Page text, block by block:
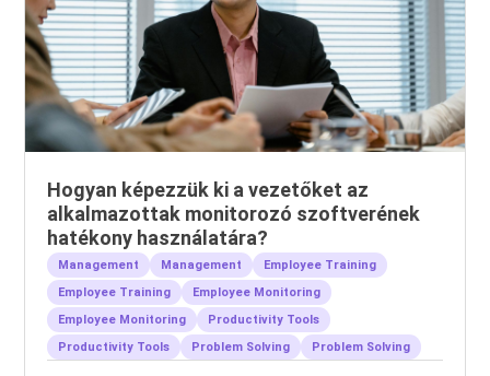
Hogyan képezzük ki a vezetőket az
alkalmazottak monitorozó szoftverének
hatékony használatára?
Management Management
Employee Training
Employee Training
Employee Monitoring
Employee Monitoring
Productivity Tools
Productivity Tools
Problem Solving Problem Solving